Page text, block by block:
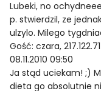
Lubeki, no
p. stwierdzil, ze
ulzylo. Milego
Gość: czara,
08.11.2010 09:50
Ja stąd uciekam! ;)
dieta go absolutnie